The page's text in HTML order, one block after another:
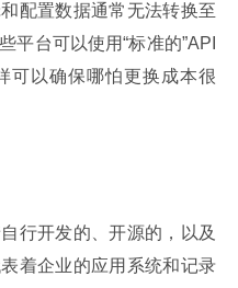
配置数据通常无法转换至
平台可以使用“标准的”API
可以确保哪怕更换成本很
行开发的、开源的，以及
着企业的应用系统和记录